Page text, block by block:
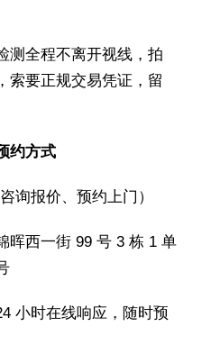
测全程不离开视线，拍
索要正规交易凭证，留
约方式
询报价、预约上门）
晖西一街 99 号 3 栋 1 单
小时在线响应，随时预